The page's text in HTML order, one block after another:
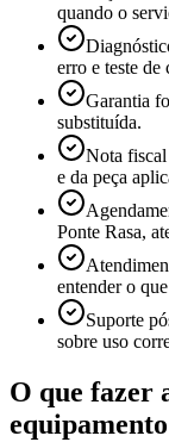
quando o
erro e teste de
Garantia
substituída.
Nota
e da peça
Ponte Rasa,
entender o
Suporte
sobre uso
O que fazer
equipamento